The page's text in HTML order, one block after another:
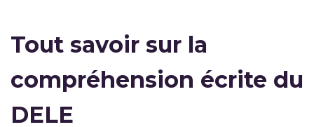
Tout savoir sur la
compréhension écrite du
DELE